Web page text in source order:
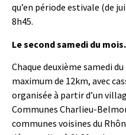
qu’en période estivale (de
8h45.
Le second samedi du mois.
Chaque deuxième samedi
maximum de 12km, avec
organisée à partir d’un
Communes Charlieu-
communes voisines du